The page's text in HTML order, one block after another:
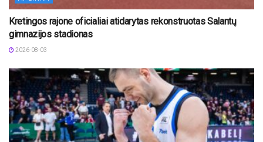
Kretingos rajone oficialiai atidarytas rekonstruotas Salantų
gimnazijos stadionas
2026-08-03